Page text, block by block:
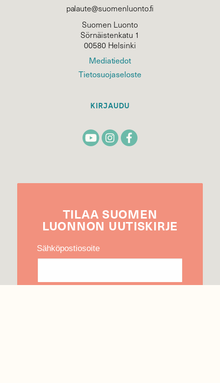
palaute@suomenluonto.fi
Suomen Luonto
Sörnäistenkatu 1
00580 Helsinki
Mediatiedot
Tietosuojaseloste
KIRJAUDU
TILAA SUOMEN
LUONNON UUTIS­KIRJE
Sähköpostiosoite